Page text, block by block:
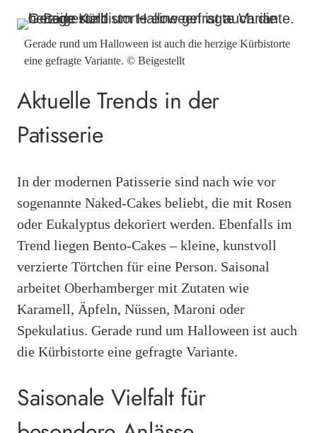
Gerade rund um Halloween ist auch die herzige Kürbistorte
eine gefragte Variante. © Beigestellt
Aktuelle Trends in der
Patisserie
In der modernen Patisserie sind nach wie vor
sogenannte Naked-Cakes beliebt, die mit Rosen
oder Eukalyptus dekoriert werden. Ebenfalls im
Trend liegen Bento-Cakes – kleine, kunstvoll
verzierte Törtchen für eine Person. Saisonal
arbeitet Oberhamberger mit Zutaten wie
Karamell, Äpfeln, Nüssen, Maroni oder
Spekulatius. Gerade rund um Halloween ist auch
die Kürbistorte eine gefragte Variante.
Saisonale Vielfalt für